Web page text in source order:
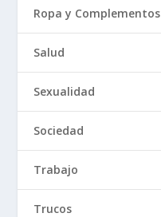
Ropa y Complementos
Salud
Sexualidad
Sociedad
Trabajo
Trucos